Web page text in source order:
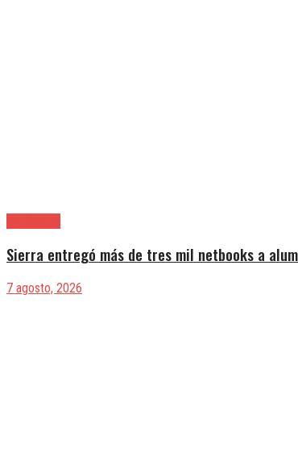
Sierra entregó más de tres mil netbooks a
7 agosto, 2026